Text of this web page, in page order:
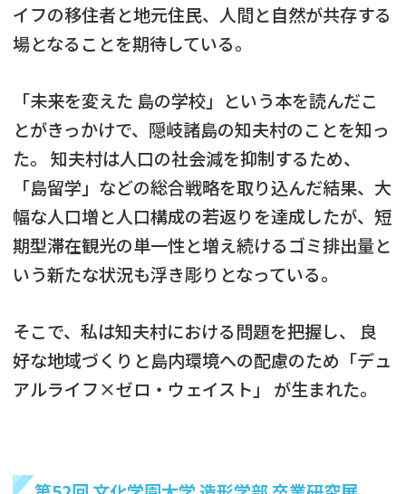
イフの移住者と地元住民、人間と自然が共存する
場となることを期待している。
「未来を変えた 島の学校」という本を読んだこ
とがきっかけで、隠岐諸島の知夫村のことを知っ
た。 知夫村は人口の社会減を抑制するため、
「島留学」などの総合戦略を取り込んだ結果、大
幅な人口増と人口構成の若返りを達成したが、短
期型滞在観光の単一性と増え続けるゴミ排出量と
いう新たな状況も浮き彫りとなっている。
そこで、私は知夫村における問題を把握し、 良
好な地域づくりと島内環境への配慮のため「デュ
アルライフ×ゼロ・ウェイスト」 が生まれた。